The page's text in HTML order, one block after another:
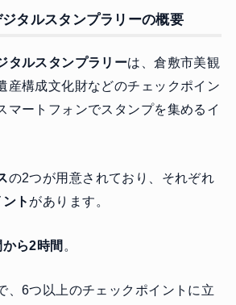
タルスタンプラリーの概要
タルスタンプラリーは、倉敷市美観
産構成文化財などのチェックポイン
マートフォンでスタンプを集めるイ
の2つが用意されており、それぞれ
ト があります。
ら2時間 。
、6つ以上のチェックポイントに立